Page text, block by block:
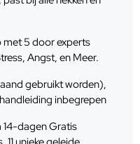
5 door experts
Angst, en Meer.
gebruikt worden),
inbegrepen
14-dagen Gratis